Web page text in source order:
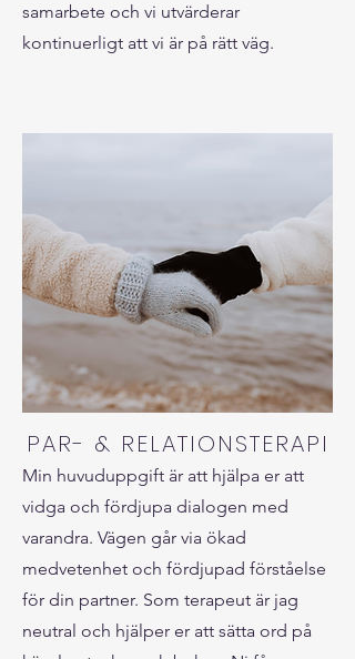
samarbete och vi utvärderar
kontinuerligt att vi är på rätt väg.
PAR- & RELATIONSTERAPI
Min huvuduppgift är att hjälpa er att
vidga och fördjupa dialogen med
varandra. Vägen går via ökad
medvetenhet och fördjupad förståelse
för din partner. Som terapeut är jag
neutral och hjälper er att sätta ord på